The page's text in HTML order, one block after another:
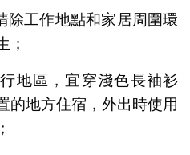
除工作地點和家居周圍環
；
地區，宜穿淺色長袖衫
的地方住宿，外出時使用